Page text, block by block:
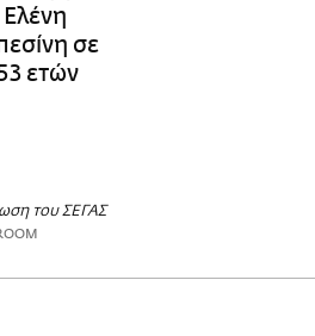
σε
ετών
του ΣΕΓΑΣ